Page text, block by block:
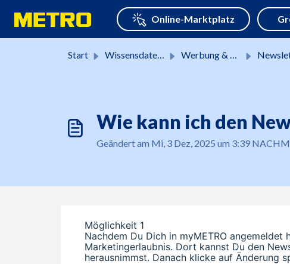
Zum hauptsächlichen Inhalt gehen
Start Wissensdatenbank Werbung & Aktionen
Wie kann ich den
Geändert am Mi, 3 Dez, 2025 um 3:39
Möglichkeit 1
Nachdem Du Dich in myMETRO
Marketingerlaubnis. Dort kannst Du den
herausnimmst. Danach klicke auf Änderung